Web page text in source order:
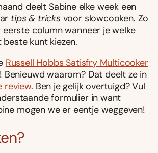
deelt Sabine elke week een
tips & tricks voor slowcooken. Zo
eerste column wanneer je welke
kunt kiezen.
Russell Hobbs Satisfry Multicooker
Benieuwd waarom? Dat deelt ze in
review. Ben je gelijk overtuigd? Vul
formulier in want
mogen we er eentje weggeven!